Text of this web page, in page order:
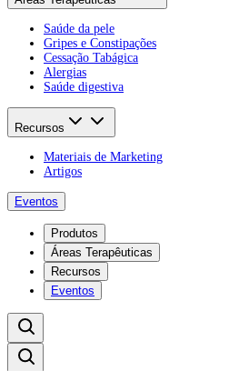
Saúde da pele
Gripes e Constipações
Cessação Tabágica
Alergias
Saúde digestiva
Recursos
Materiais de Marketing
Artigos
Eventos
Produtos
Áreas Terapêuticas
Recursos
Eventos